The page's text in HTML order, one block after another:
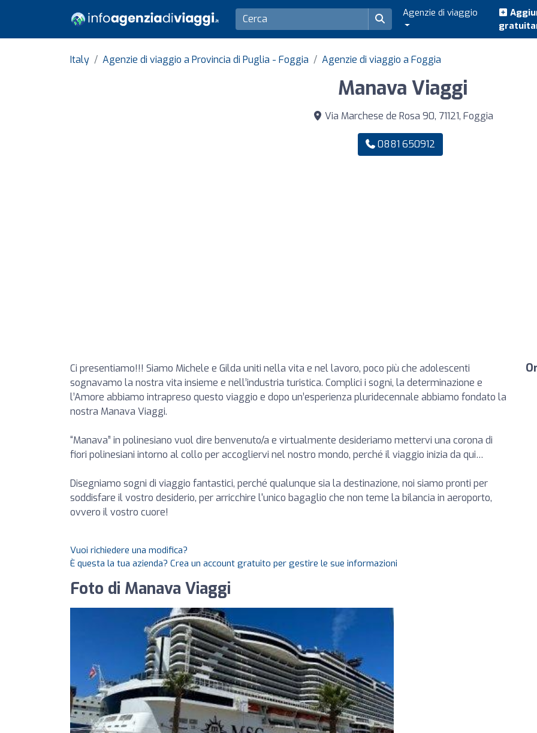
Agenzie di viaggio
Italy Agenzie di viaggio a Provincia di Puglia - Foggia Agenzie di viaggio a Foggia
Manava Viaggi
Via Marchese de Rosa 90, 71121, Foggia
0881 650912
Ci presentiamo!!! Siamo Michele e Gilda uniti nella vita e nel lavoro, poco più che adolescenti
sognavamo la nostra vita insieme e nell’industria turistica. Complici i sogni, la determinazione e
l’Amore abbiamo intrapreso questo viaggio e dopo un’esperienza pluridecennale abbiamo fondato la
nostra Manava Viaggi.
“Manava” in polinesiano vuol dire benvenuto/a e virtualmente desideriamo mettervi una corona di
fiori polinesiani intorno al collo per accogliervi nel nostro mondo, perché il viaggio inizia da qui…
Disegniamo sogni di viaggio fantastici, perché qualunque sia la destinazione, noi siamo pronti per
soddisfare il vostro desiderio, per arricchire l'unico bagaglio che non teme la bilancia in aeroporto,
ovvero il vostro cuore!
Vuoi richiedere una modifica?
È questa la tua azienda? Crea un account gratuito per gestire le sue informazioni
Foto di Manava Viaggi